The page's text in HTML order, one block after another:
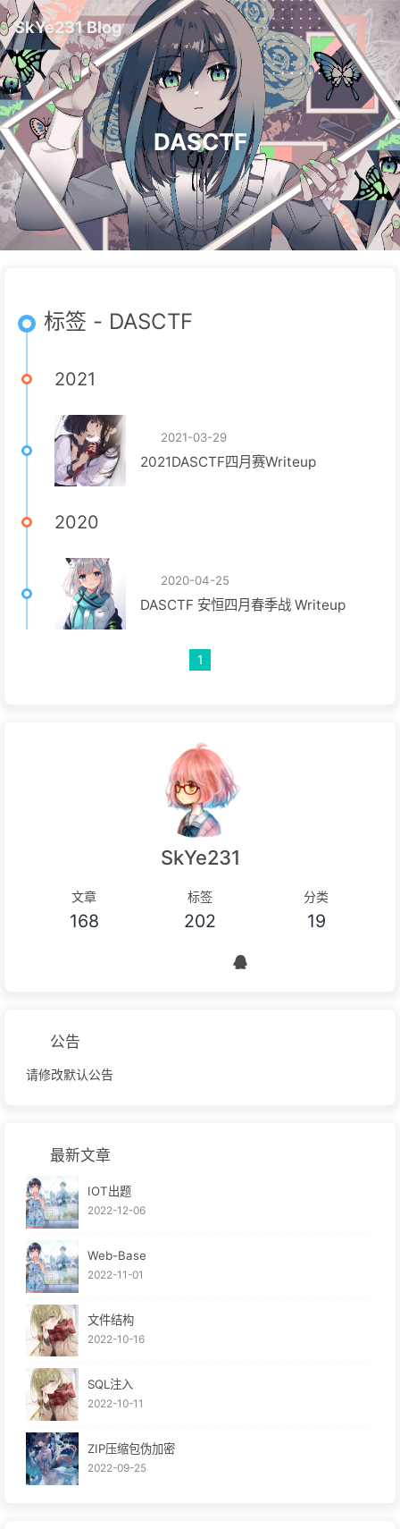
SkYe231 Blog
DASCTF
标签 - DASCTF
2021
2021-03-29
2021DASCTF四月赛Writeup
2020
2020-04-25
DASCTF 安恒四月春季战 Writeup
1
SkYe231
文章
168
标签
202
分类
19
公告
请修改默认公告
最新文章
IOT出题
2022-12-06
Web-Base
2022-11-01
文件结构
2022-10-16
SQL注入
2022-10-11
ZIP压缩包伪加密
2022-09-25